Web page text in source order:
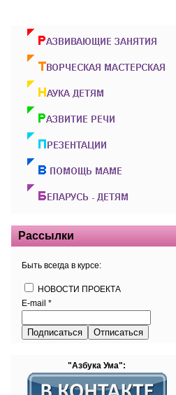
Рассылки
Быть всегда в курсе:
НОВОСТИ ПРОЕКТА
E-mail *
"Азбука Ума":